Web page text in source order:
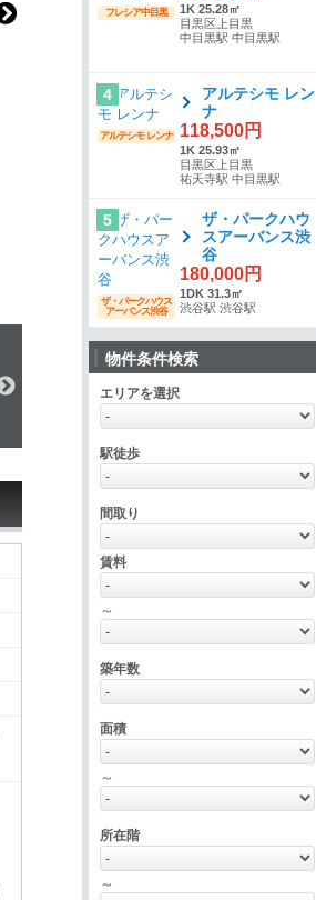
フレシア中目黒
1K 25.28㎡
目黒区上目黒
中目黒駅 中目黒駅
4
アルテシモ レンナ
アルテシモ レン
ナ
118,500円
1K 25.93㎡
目黒区上目黒
祐天寺駅 中目黒駅
5
ザ・パークハウス
アーバンス渋谷
ザ・パークハウ
スアーバンス渋
谷
180,000円
1DK 31.3㎡
渋谷駅 渋谷駅
物件条件検索
エリアを選択
駅徒歩
間取り
賃料
～
築年数
面積
～
所在階
～